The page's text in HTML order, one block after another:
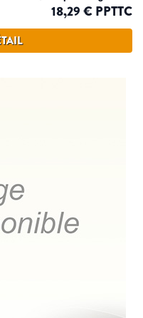
18,29 € PPTTC